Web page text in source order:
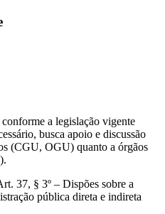
a legislação vigente
busca apoio e discussão
(CGU, OGU) quanto a órgãos
37, § 3º – Dispões sobre a
pública direta e indireta